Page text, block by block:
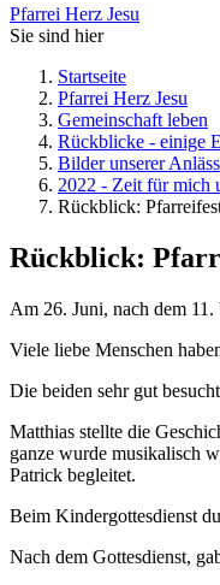
Pfarrei Herz Jesu
Sie sind hier
Startseite
Pfarrei Herz Jesu
Gemeinschaft leben
Rückblicke - einige
Bilder unserer
2022 - Zeit für mich
Rückblick:
Rückblick:
Am 26. Juni, nach dem
Viele liebe Menschen
Die beiden sehr gut
Matthias stellte die
ganze wurde musikalisch
Patrick begleitet.
Beim Kindergottesdienst
Nach dem Gottesdienst,